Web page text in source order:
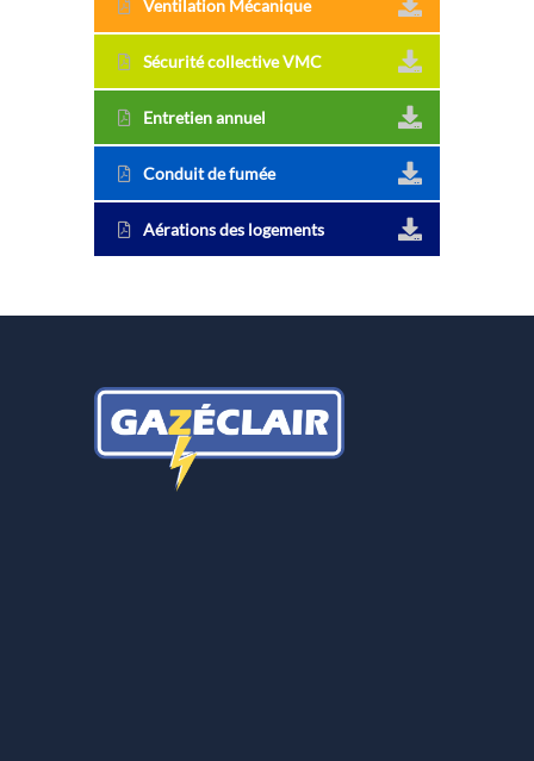
Ventilation Mécanique
Sécurité collective VMC
Entretien annuel
Conduit de fumée
Aérations des logements